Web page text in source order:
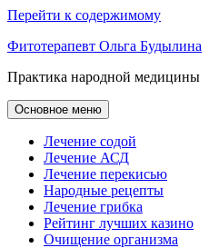
Перейти к содержимому
Фитотерапевт Ольга Будылина
Практика народной медицины
Основное меню
Лечение содой
Лечение АСД
Лечение перекисью
Народные рецепты
Лечение грибка
Рейтинг лучших казино
Очищение организма